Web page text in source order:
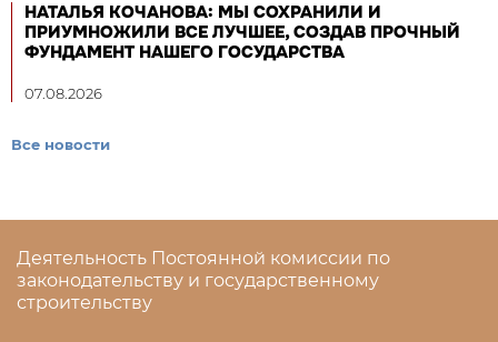
НАТАЛЬЯ КОЧАНОВА: МЫ СОХРАНИЛИ И
ПРИУМНОЖИЛИ ВСЕ ЛУЧШЕЕ, СОЗДАВ ПРОЧНЫЙ
ФУНДАМЕНТ НАШЕГО ГОСУДАРСТВА
07.08.2026
Все новости
Деятельность Постоянной комиссии по
законодательству и государственному
строительству